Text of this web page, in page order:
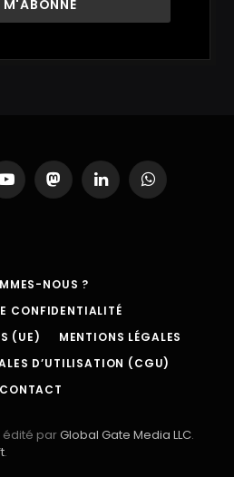
YouTubeMastodonLinkedInWhatsApp
NOUS ?
CONFIDENTIALITÉ
(UE)
MENTIONS LÉGALES
D’UTILISATION (CGU)
CONTACT
édité parGlobal Gate Media LLC.
.